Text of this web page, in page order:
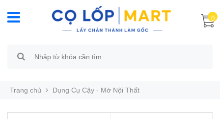
0
Trang chủ Dụng Cụ Cậy - Mở Nội Thất